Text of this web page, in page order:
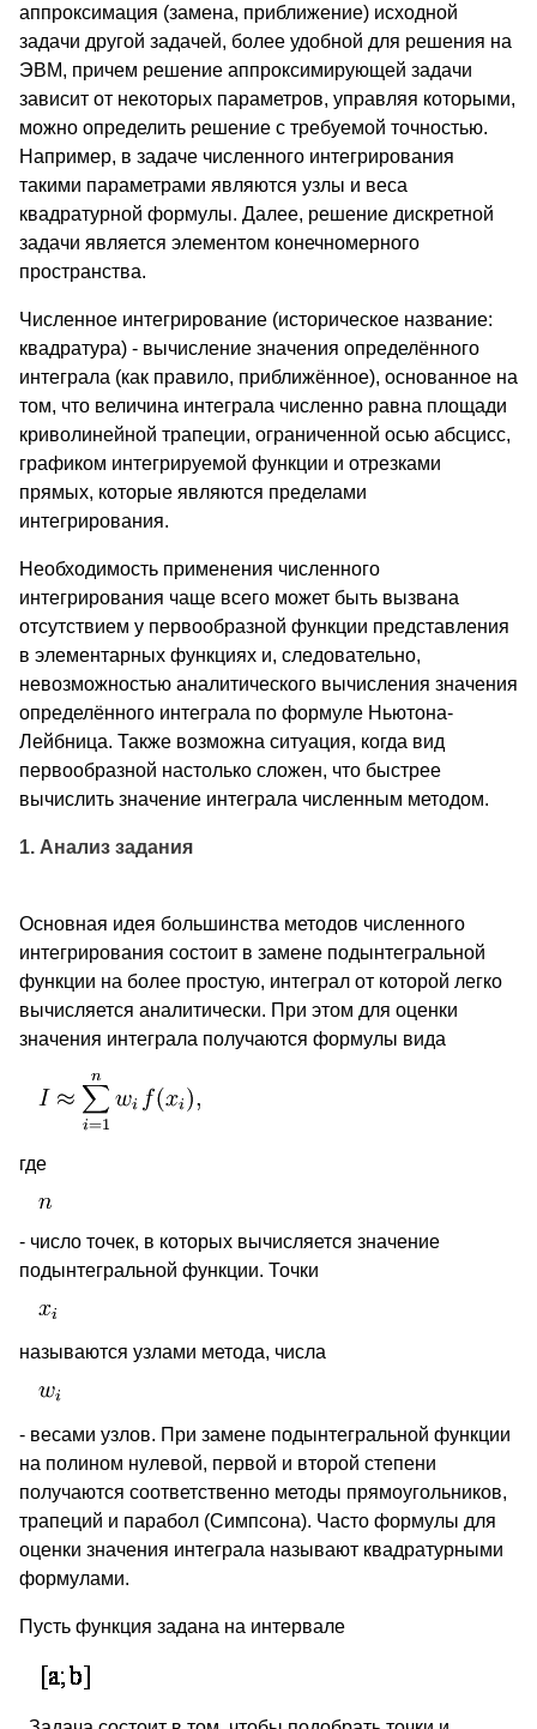
аппроксимация (замена, приближение) исходной
задачи другой задачей, более удобной для решения на
ЭВМ, причем решение аппроксимирующей задачи
зависит от некоторых параметров, управляя которыми,
можно определить решение с требуемой точностью.
Например, в задаче численного интегрирования
такими параметрами являются узлы и веса
квадратурной формулы. Далее, решение дискретной
задачи является элементом конечномерного
пространства.
Численное интегрирование (историческое название:
квадратура) - вычисление значения определённого
интеграла (как правило, приближённое), основанное на
том, что величина интеграла численно равна площади
криволинейной трапеции, ограниченной осью абсцисс,
графиком интегрируемой функции и отрезками
прямых, которые являются пределами
интегрирования.
Необходимость применения численного
интегрирования чаще всего может быть вызвана
отсутствием у первообразной функции представления
в элементарных функциях и, следовательно,
невозможностью аналитического вычисления значения
определённого интеграла по формуле Ньютона-
Лейбница. Также возможна ситуация, когда вид
первообразной настолько сложен, что быстрее
вычислить значение интеграла численным методом.
1. Анализ задания
Основная идея большинства методов численного
интегрирования состоит в замене подынтегральной
функции на более простую, интеграл от которой легко
вычисляется аналитически. При этом для оценки
значения интеграла получаются формулы вида
где
- число точек, в которых вычисляется значение
подынтегральной функции. Точки
называются узлами метода, числа
- весами узлов. При замене подынтегральной функции
на полином нулевой, первой и второй степени
получаются соответственно методы прямоугольников,
трапеций и парабол (Симпсона). Часто формулы для
оценки значения интеграла называют квадратурными
формулами.
Пусть функция задана на интервале